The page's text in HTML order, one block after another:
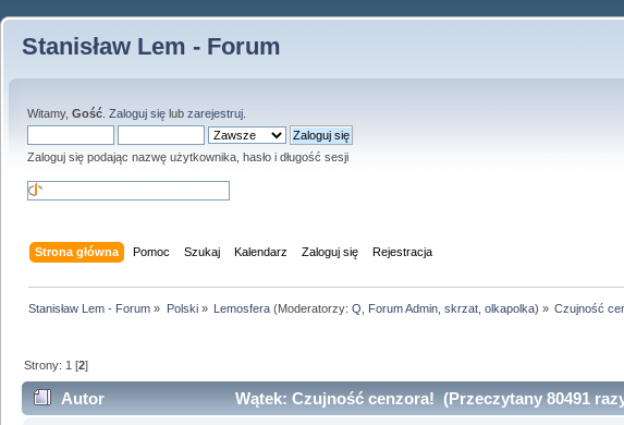
Stanisław Lem - Forum
Witamy, Gość Zaloguj się lub zarejestruj
Zaloguj się podając nazwę użytkownika, hasło i długość sesji
Strona główna Pomoc Szukaj Kalendarz Zaloguj się Rejestracja
Stanisław Lem - Forum » Polski» Lemosfera(Moderatorzy: Q Forum Admin, skrzat, olkapolka) » Czujność
Strony: 1 [2]
Autor Wątek: Czujność cenzora! (Przeczytany 80491